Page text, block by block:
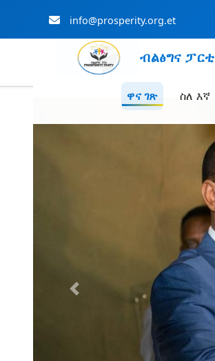
info@prosperity.org.et
ብልፅግና ፓርቲ
ዋና ገጽ ስለ እኛ
Previous